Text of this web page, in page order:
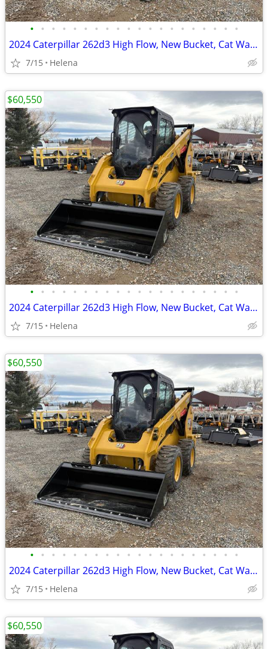
• • • • • • • • • • • • • • • • • • • •
2024 Caterpillar 262d3 High Flow, New Bucket, Cat Warranty
7/15 Helena
• • • • • • • • • • • • • • • • • • • •
2024 Caterpillar 262d3 High Flow, New Bucket, Cat Warranty
7/15 Helena
$60,550
• • • • • • • • • • • • • • • • • • • •
2024 Caterpillar 262d3 High Flow, New Bucket, Cat Warranty
7/15 Helena
$60,550
$60,550